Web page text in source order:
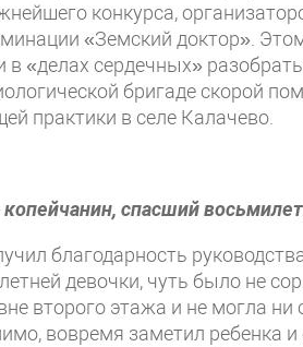
конкурса,
«Земский доктор».
в «делах сердечных»
бригаде скорой
практики в селе Калачево.
спасший
благодарность
девочки, чуть было не
второго этажа и не могла ни
вовремя заметил ребенка